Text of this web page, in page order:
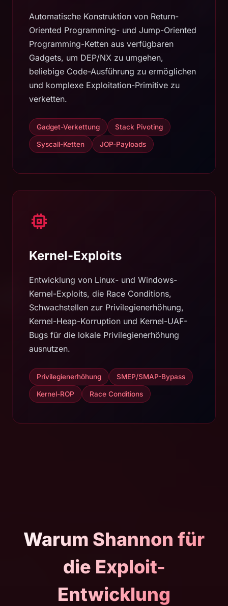
Automatische Konstruktion von Return-
Oriented Programming- und Jump-Oriented
Programming-Ketten aus verfügbaren
Gadgets, um DEP/NX zu umgehen,
beliebige Code-Ausführung zu ermöglichen
und komplexe Exploitation-Primitive zu
verketten.
Gadget-Verkettung Stack Pivoting
Syscall-Ketten JOP-Payloads
Kernel-Exploits
Entwicklung von Linux- und Windows-
Kernel-Exploits, die Race Conditions,
Schwachstellen zur Privilegienerhöhung,
Kernel-Heap-Korruption und Kernel-UAF-
Bugs für die lokale Privilegienerhöhung
ausnutzen.
Privilegienerhöhung SMEP/SMAP-Bypass
Kernel-ROP Race Conditions
Warum Shannon für
die Exploit-
Entwicklung